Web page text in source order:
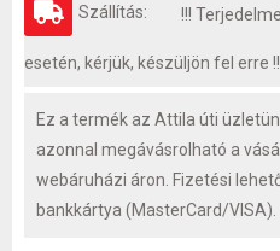
Szállítás: !!!
esetén, kérjük, készüljön fel erre
Ez a termék az Attila úti
azonnal megávásrolható a
webáruházi áron. Fizetési
bankkártya (MasterCard/VISA).